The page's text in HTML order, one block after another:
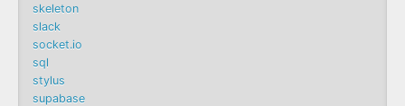
skeleton
slack
socket.io
sql
stylus
supabase